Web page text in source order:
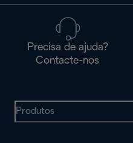
Precisa de ajuda?
Contacte-nos
Produtos